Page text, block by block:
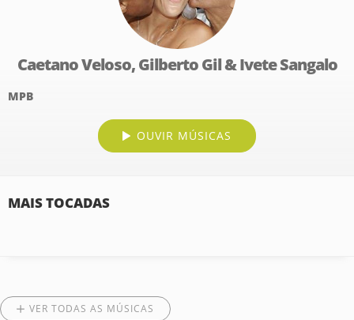
Caetano Veloso, Gilberto Gil & Ivete Sangalo
MPB
OUVIR MÚSICAS
MAIS TOCADAS
VER TODAS AS MÚSICAS